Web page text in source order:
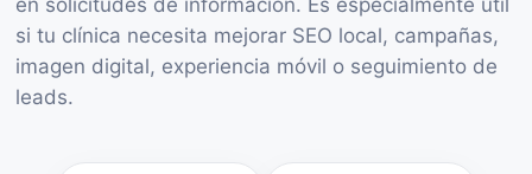
si tu clínica necesita mejorar SEO local, campañas,
imagen digital, experiencia móvil o seguimiento de
leads.